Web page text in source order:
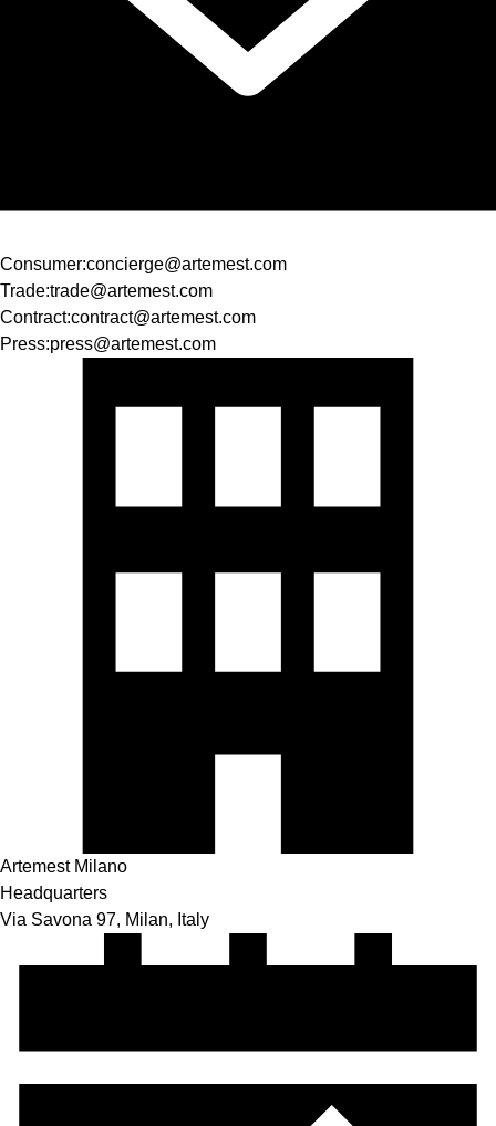
Consumer:concierge@artemest.com
Trade:trade@artemest.com
Contract:contract@artemest.com
Press:press@artemest.com
Artemest Milano
Headquarters
Via Savona 97, Milan, Italy